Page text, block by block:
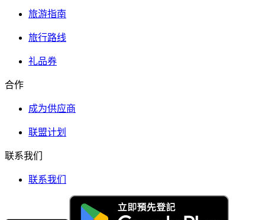
旅游指南
旅行路线
礼品券
合作
成为供应商
联盟计划
联系我们
联系我们